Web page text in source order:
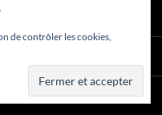
de contrôler les cookies,